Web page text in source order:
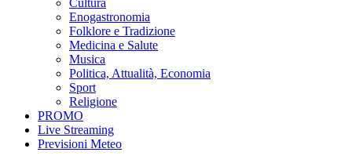
Cultura
Enogastronomia
Folklore e Tradizione
Medicina e Salute
Musica
Politica, Attualità, Economia
Sport
Religione
PROMO
Live Streaming
Previsioni Meteo